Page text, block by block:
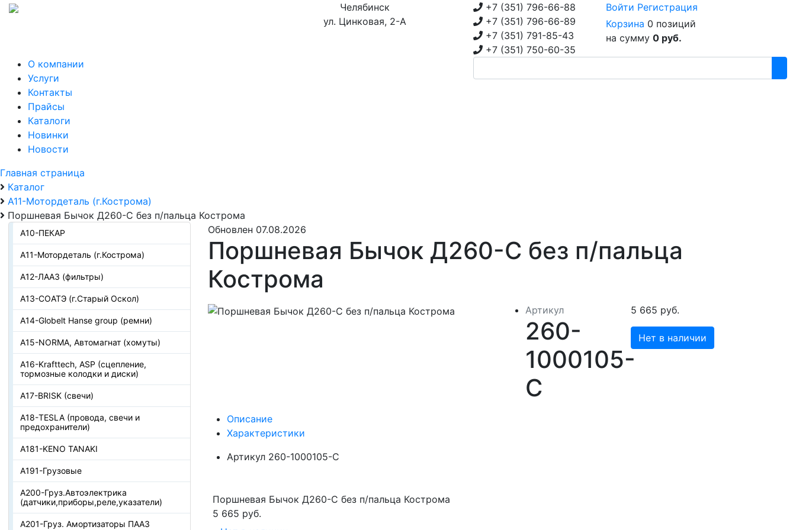
Челябинск
ул. Цинковая, 2-А
+7 (351) 796-66-88
+7 (351) 796-66-89
+7 (351) 791-85-43
+7 (351) 750-60-35
Войти Регистрация
Корзина 0 позиций
на сумму 0 руб.
О компании
Услуги
Контакты
Прайсы
Каталоги
Новинки
Новости
Главная страница
Каталог
А11-Мотордеталь (г.Кострома)
Поршневая Бычок Д260-С без п/пальца Кострома
А10-ПЕКАР
А11-Мотордеталь (г.Кострома)
А12-ЛААЗ (фильтры)
А13-СОАТЭ (г.Старый Оскол)
А14-Globelt Hanse group (ремни)
А15-NORMA, Автомагнат (хомуты)
А16-Krafttech, ASP (сцепление,
тормозные колодки и диски)
А17-BRISK (свечи)
А18-TESLA (провода, свечи и
предохранители)
А181-KENO TANAKI
А191-Грузовые
А200-Груз.Автоэлектрика
(датчики,приборы,реле,указатели)
А201-Груз. Амортизаторы ПААЗ
Обновлен 07.08.2026
Поршневая Бычок Д260-С без п/пальца
Кострома
Артикул
260-
1000105-
С
5 665 руб.
Нет в наличии
Описание
Характеристики
Артикул 260-1000105-С
Поршневая Бычок Д260-С без п/пальца Кострома
5 665 руб.